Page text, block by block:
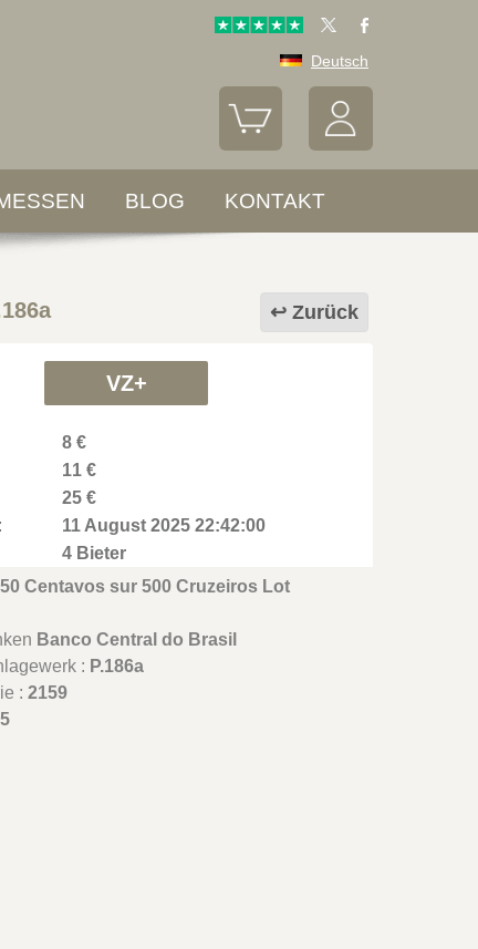
Deutsch
BLOG KONTAKT
Zurück
VZ+
8 €
11 €
25 €
11 August 2025 22:42:00
4 Bieter
50 Centavos sur 500 Cruzeiros Lot
Banco Central do Brasil
: P.186a
:2159